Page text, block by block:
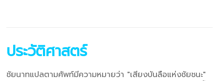
ประวัติศาสตร์
ชัยนาทแปลตามศัพท์มีความหมายว่า "เสียงบันลือแห่งชัยชนะ"